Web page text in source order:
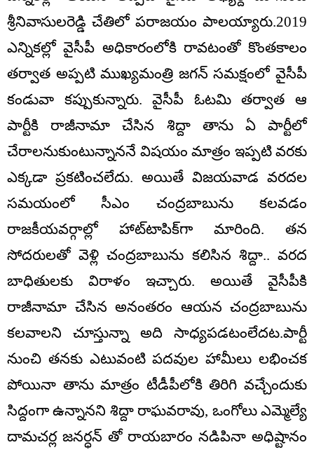
శ్రీనివాసులరెడ్డి చేతిలో పరాజయం పాలయ్యారు.2019
ఎన్నికల్లో వైసీపీ అధికారంలోకి రావటంతో కొంతకాలం
తర్వాత అప్పటి ముఖ్యమంత్రి జగన్ సమక్షంలో వైసీపీ
కండువా కప్పుకున్నారు. వైసీపీ ఓటమి తర్వాత ఆ
పార్టీకి రాజీనామా చేసిన శిద్దా తాను ఏ పార్టీలో
చేరాలనుకుంటున్నాననే విషయం మాత్రం ఇప్పటి వరకు
ఎక్కడా ప్రకటించలేదు. అయితే విజయవాడ వరదల
సమయంలో సీఎం చంద్రబాబును కలవడం
రాజకీయవర్గాల్లో హాట్‌టాపిక్‌గా మారింది. తన
సోదరులతో వెళ్లి చంద్రబాబును కలిసిన శిద్దా.. వరద
బాధితులకు విరాళం ఇచ్చారు. అయితే వైసీపీకి
రాజీనామా చేసిన అనంతరం ఆయన చంద్రబాబును
కలవాలని చూస్తున్నా అది సాధ్యపడటంలేదట.పార్టీ
నుంచి తనకు ఎటువంటి పదవుల హామీలు లభించక
పోయినా తాను మాత్రం టీడీపీలోకి తిరిగి వచ్చేందుకు
సిద్దంగా ఉన్నానని శిద్దా రాఘవరావు, ఒంగోలు ఎమ్మెల్యే
దామచర్ల జనర్ధన్ తో రాయబారం నడిపినా అధిష్టానం